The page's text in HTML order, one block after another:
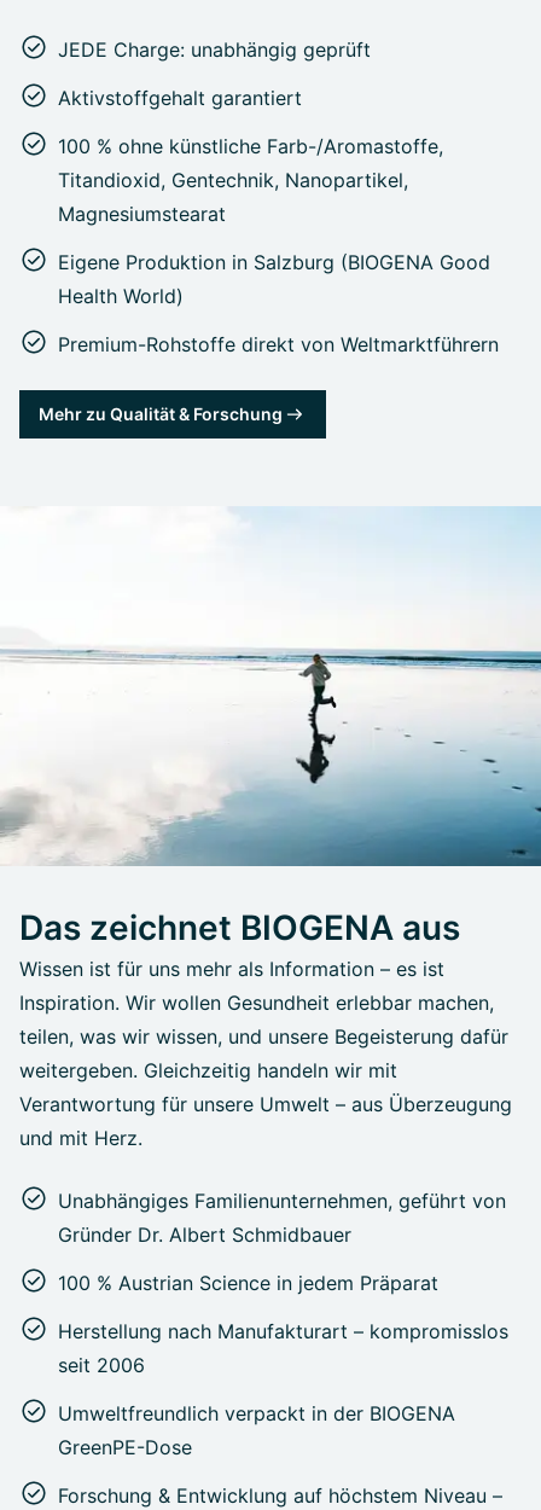
JEDE Charge: unabhängig geprüft
Aktivstoffgehalt garantiert
100 % ohne künstliche Farb-/Aromastoffe,
Titandioxid, Gentechnik, Nanopartikel,
Magnesiumstearat
Eigene Produktion in Salzburg (BIOGENA Good
Health World)
Premium-Rohstoffe direkt von Weltmarktführern
Mehr zu Qualität & Forschung
Das zeichnet BIOGENA aus
Wissen ist für uns mehr als Information – es ist
Inspiration. Wir wollen Gesundheit erlebbar machen,
teilen, was wir wissen, und unsere Begeisterung dafür
weitergeben. Gleichzeitig handeln wir mit
Verantwortung für unsere Umwelt – aus Überzeugung
und mit Herz.
Unabhängiges Familienunternehmen, geführt von
Gründer Dr. Albert Schmidbauer
100 % Austrian Science in jedem Präparat
Herstellung nach Manufakturart – kompromisslos
seit 2006
Umweltfreundlich verpackt in der BIOGENA
GreenPE-Dose
Forschung & Entwicklung auf höchstem Niveau –